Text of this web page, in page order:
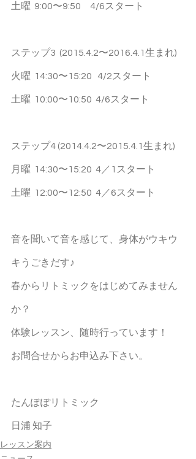
土曜  9:00〜9:50     4/6スタート
ステップ3  (2015.4.2〜2016.4.1生まれ)
火曜  14:30〜15:20   4/2スタート
土曜  10:00〜10:50  4/6スタート
ステップ4 (2014.4.2〜2015.4.1生まれ)
月曜  14:30〜15:20  4／1スタート
土曜  12:00〜12:50  4／6スタート
音を聞いて音を感じて、身体がウキウ
キうごきだす♪
春からリトミックをはじめてみません
か？
体験レッスン、随時行っています！
お問合せからお申込み下さい。
たんぽぽリトミック
日浦 知子
レッスン案内